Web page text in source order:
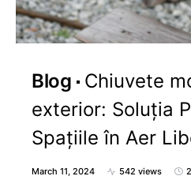
Blog
Chiuvete
exterior: Soluția
Spațiile în Aer
March 11, 2024 542 views